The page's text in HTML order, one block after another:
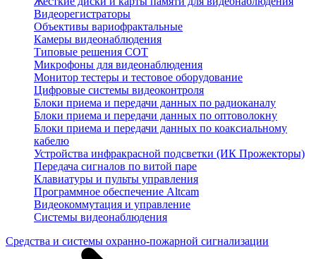
Видеорегистраторы
Объективы вариофрактальные
Камеры видеонаблюдения
Типовые решения СОТ
Микрофоны для видеонаблюдения
Монитор тестеры и тестовое оборудование
Цифровые системы видеоконтроля
Блоки приема и передачи данных по радиоканалу
Блоки приема и передачи данных по оптоволокну
Блоки приема и передачи данных по коаксиальному
кабелю
Устройства инфракрасной подсветки (ИК Прожекторы)
Передача сигналов по витой паре
Клавиатуры и пульты управления
Программное обеспечение Altcam
Видеокоммутация и управление
Системы видеонаблюдения
Средства и системы охранно-пожарной сигнализации